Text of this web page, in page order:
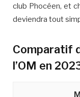
club Phocéen, et
deviendra tout
Comparatif
l’OM en